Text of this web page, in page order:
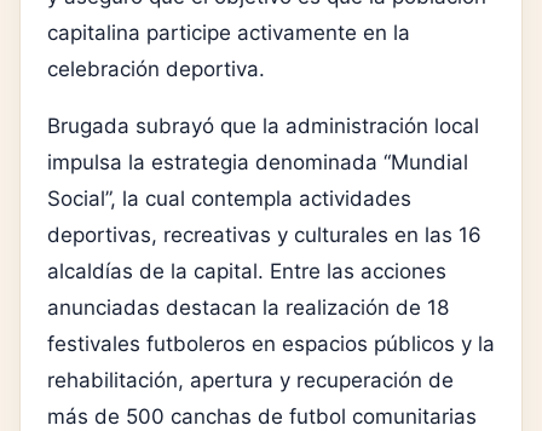
capitalina participe activamente en la
celebración deportiva.
Brugada subrayó que la administración local
impulsa la estrategia denominada “Mundial
Social”, la cual contempla actividades
deportivas, recreativas y culturales en las 16
alcaldías de la capital. Entre las acciones
anunciadas destacan la realización de 18
festivales futboleros en espacios públicos y la
rehabilitación, apertura y recuperación de
más de 500 canchas de futbol comunitarias